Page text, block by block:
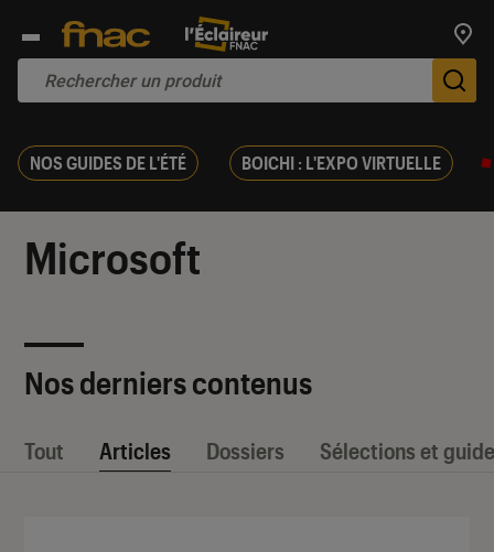
NOS GUIDES DE L'ÉTÉ BOICHI : L'EXPO VIRTUELLE
Microsoft
Nos derniers contenus
Tout Articles Dossiers Sélections et